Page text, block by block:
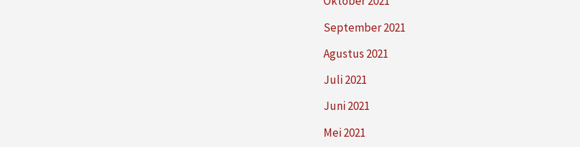
September 2021
Agustus 2021
Juli 2021
Juni 2021
Mei 2021